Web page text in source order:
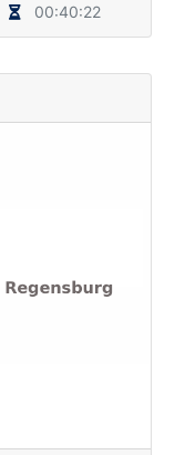
00:40:22